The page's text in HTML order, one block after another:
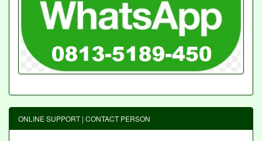
ONLINE SUPPORT | CONTACT PERSON